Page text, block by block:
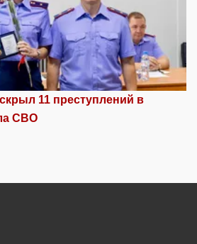
11 преступлений в
СВО